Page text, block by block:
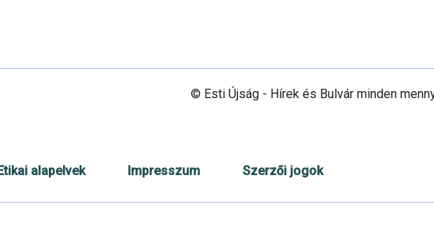
© Esti Újság - Hírek és Bulvár minden
alapelvek Impresszum Szerzői jogok